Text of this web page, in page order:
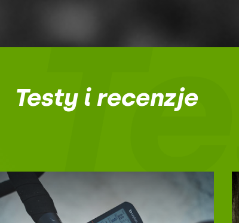
Testy i recenzje